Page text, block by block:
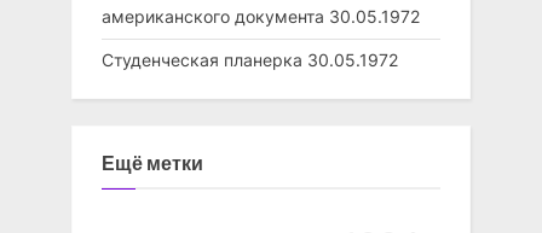
американского документа 30.05.1972
Студенческая планерка 30.05.1972
Ещё метки